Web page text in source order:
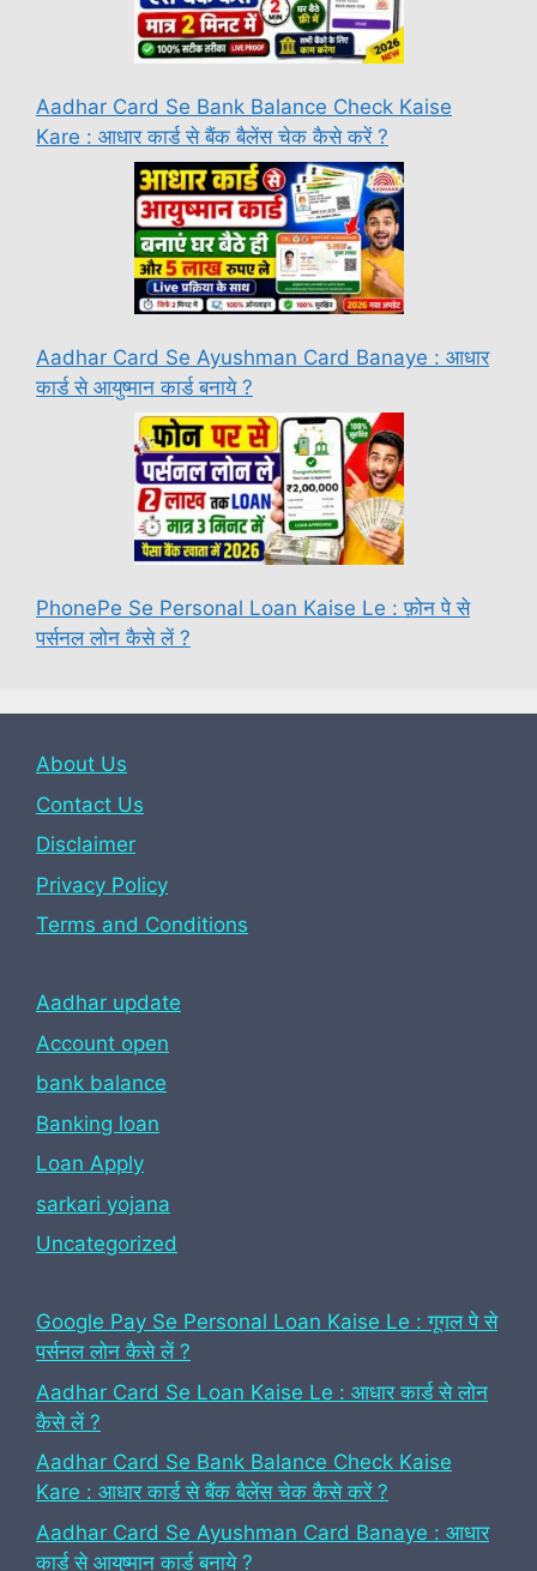
Aadhar Card Se Bank Balance Check Kaise
Kare : आधार कार्ड से बैंक बैलेंस चेक कैसे करें ?
Aadhar Card Se Ayushman Card Banaye : आधार
कार्ड से आयुष्मान कार्ड बनाये ?
PhonePe Se Personal Loan Kaise Le : फ़ोन पे से
पर्सनल लोन कैसे लें ?
About Us
Contact Us
Disclaimer
Privacy Policy
Terms and Conditions
Aadhar update
Account open
bank balance
Banking loan
Loan Apply
sarkari yojana
Uncategorized
Google Pay Se Personal Loan Kaise Le : गूगल पे से
पर्सनल लोन कैसे लें ?
Aadhar Card Se Loan Kaise Le : आधार कार्ड से लोन
कैसे लें ?
Aadhar Card Se Bank Balance Check Kaise
Kare : आधार कार्ड से बैंक बैलेंस चेक कैसे करें ?
Aadhar Card Se Ayushman Card Banaye : आधार
कार्ड से आयुष्मान कार्ड बनाये ?